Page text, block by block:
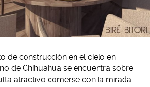
de construcción en el cielo en
de Chihuahua se encuentra sobre
atractivo comerse con la mirada